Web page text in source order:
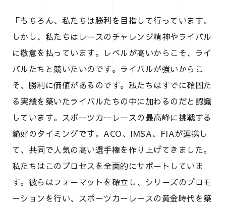
「もちろん、私たちは勝利を目指して行っています。
しかし、私たちはレースのチャレンジ精神やライバル
に敬意を払っています。レベルが高いからこそ、ライ
バルたちと競いたいのです。ライバルが強いからこ
そ、勝利に価値があるのです。私たちはすでに確固た
る実績を築いたライバルたちの中に加わるのだと認識
しています。スポーツカーレースの最高峰に挑戦する
絶好のタイミングです。ACO、IMSA、FIAが連携し
て、共同で人気の高い選手権を作り上げてきました。
私たちはこのプロセスを全面的にサポートしていま
す。彼らはフォーマットを確立し、シリーズのプロモ
ーションを行い、スポーツカーレースの黄金時代を築